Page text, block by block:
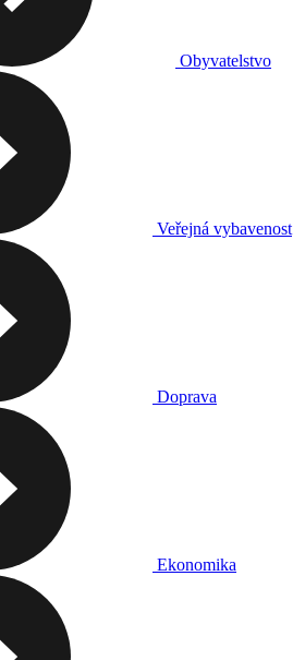
Obyvatelstvo
Veřejná vybavenost
Doprava
Ekonomika